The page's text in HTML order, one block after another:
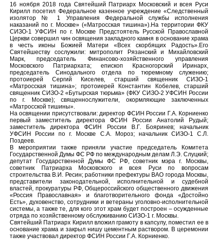
16 ноября 2018 года Святейший Патриарх Московский и всея Руси
Кирилл посетил Федеральное казенное учреждение «Следственный
изолятор № 1 Управления Федеральной службы исполнения
наказаний по г. Москве» («Матросская тишина»).На территории ФКУ
СИЗО-1 УФСИН по г. Москве Предстоятель Русской Православной
Церкви совершил чин освящения закладного камня в основание храма
в честь иконы Божией Матери «Всех скорбящих Радость».Его
Святейшеству сослужили: митрополит Рязанский и Михайловский
Марк, председатель Финансово-хозяйственного управления
Московского Патриархата; епископ Красногорский Иринарх,
председатель Синодального отдела по тюремному служению;
протоиерей Сергий Киселев, старший священник СИЗО-1
«Матросская тишина»; протоиерей Константин Кобелев, старший
священник СИЗО-2 «Бутырская тюрьма» (ФКУ СИЗО-2 УФСИН России
по г. Москве); священнослужители, окормляющие заключенных
«Матросской тишины».
На освящении присутствовали: директор ФСИН России Г.А. Корниенко
первый заместитель директора ФСИН России Анатолий Рудый;
заместитель директора ФСИН России В.Г. Бояринев; начальник
УФСИН России по г. Москве С.А. Мороз; начальник СИЗО-1 С.Л.
Поздеев.
В мероприятии также приняли участие председатель Комитета
Государственной Думы ФС РФ по международным делам Л.Э. Слуцкий;
депутат Государственной Думы ФС РФ, советник мэра г. Москвы,
советник Патриарха Московского и всея Руси по вопросам
строительства В.И. Ресин; работники префектуры ВАО города Москвы,
представители законодательной, исполнительной и судебной
властей, прокуратуры РФ, Общероссийского общественного движения
«Россия Православная» и благотворительного фонда «Достойно
Есть», духовенство, сотрудники и ветераны уголовно-исполнительной
системы, а также те, для кого этот храм будет построен – осужденные
отряда по хозяйственному обслуживанию СИЗО-1 г. Москвы.
Святейший Патриарх Кирилл вложил грамоту в капсулу, поместил ее в
основание храма и закрыл нишу цементным раствором. В церемонии
также участвовал директор ФСИН России Г.А. Корниенко.